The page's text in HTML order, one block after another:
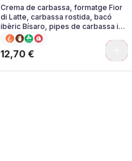
Crema de carbassa, formatge Fior
di Latte, carbassa rostida, bacó
ibèric Bísaro, pipes de carbassa i
ceba confitada.
12,70 €